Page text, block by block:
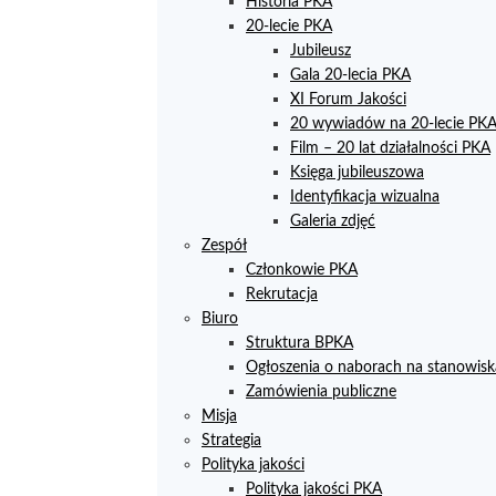
20-lecie PKA
Jubileusz
Gala 20-lecia PKA
XI Forum Jakości
20 wywiadów na 20-lecie PKA
Film – 20 lat działalności PKA
Księga jubileuszowa
Identyfikacja wizualna
Galeria zdjęć
Zespół
Członkowie PKA
Rekrutacja
Biuro
Struktura BPKA
Ogłoszenia o naborach na
Zamówienia publiczne
Misja
Strategia
Polityka jakości
Polityka jakości PKA